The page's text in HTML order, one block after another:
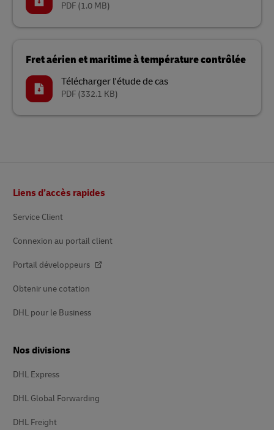
PDF (1.0 MB)
Fret aérien et maritime à température contrôlée
Télécharger l'étude de cas
PDF (332.1 KB)
de
Liens d’accès rapides
Service Client
Connexion au portail client
Portail développeurs
Obtenir une cotation
DHL pour le Business
Nos divisions
DHL Express
DHL Global Forwarding
DHL Freight